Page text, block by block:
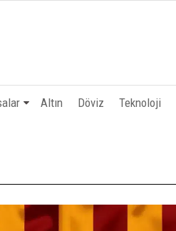
Altın Döviz Teknoloji